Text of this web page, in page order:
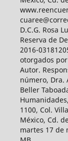
D.C.G. Rosa
Reserva de
2016-
otorgados
Autor.
número, Dra.
Beller
1100, Col.
México, Cd.
martes 17 de